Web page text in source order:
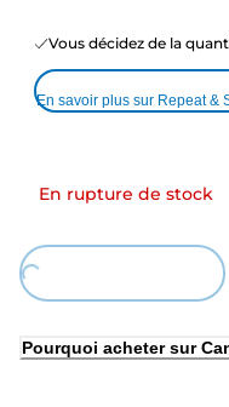
Vous décidez de la
En savoir plus sur Repeat &
En rupture de stock
Loading...
Pourquoi acheter sur